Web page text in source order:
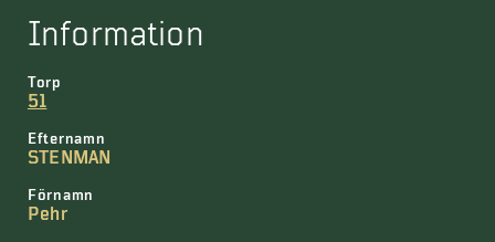
Information
Torp
51
Efternamn
STENMAN
Förnamn
Pehr